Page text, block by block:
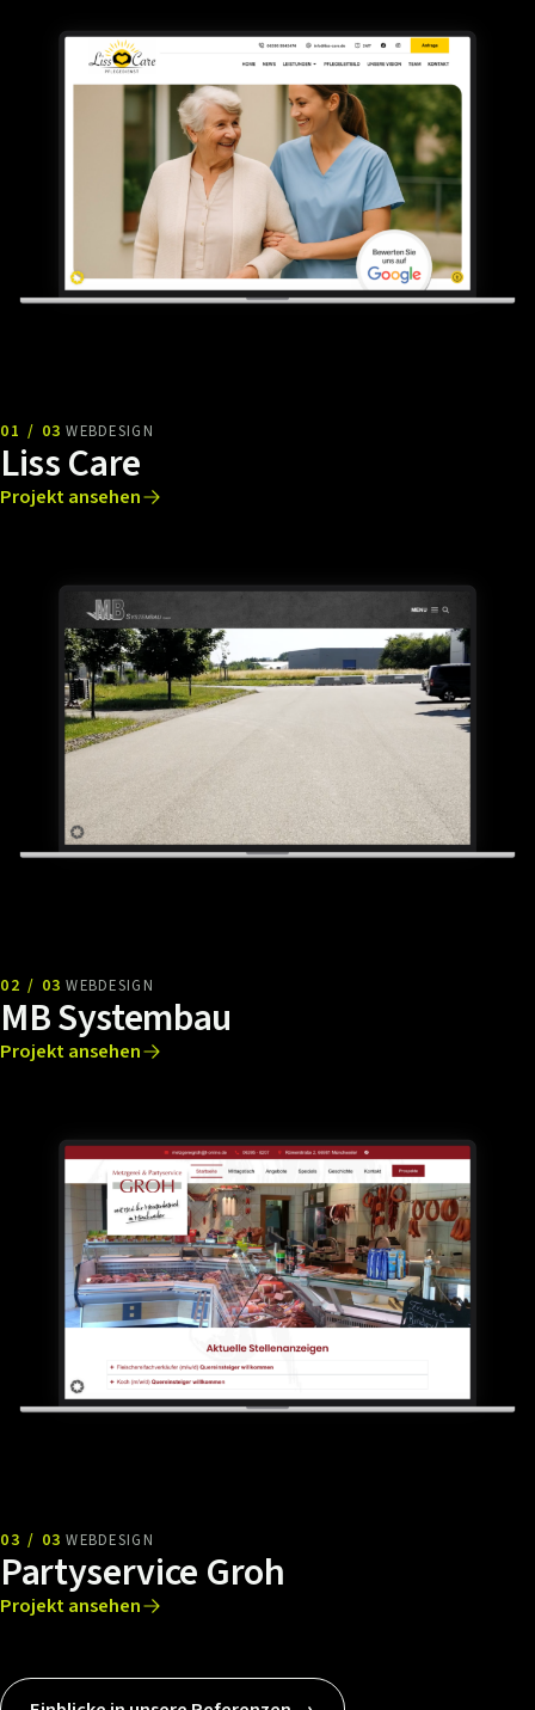
01 / 03 WEBDESIGN
Liss Care
Projekt ansehen
02 / 03 WEBDESIGN
MB Systembau
Projekt ansehen
03 / 03 WEBDESIGN
Partyservice Groh
Projekt ansehen